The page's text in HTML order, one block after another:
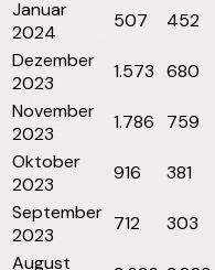
Januar
2024
507 452
Dezember
2023
1.573 680
November
2023
1.786 759
Oktober
2023
916 381
September
2023
712 303
August